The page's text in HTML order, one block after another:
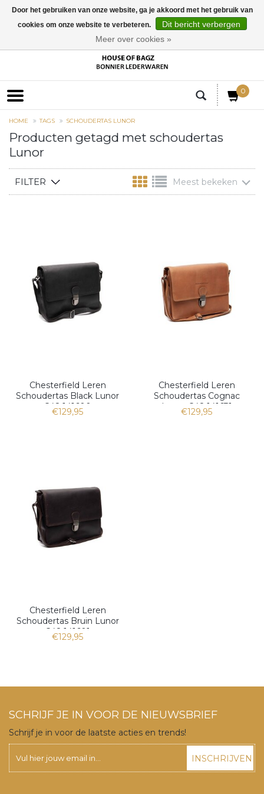
0
HOME TAGS SCHOUDERTAS LUNOR
Producten getagd met schoudertas
Lunor
FILTER Meest bekeken
Chesterfield Leren
Schoudertas Black Lunor
C48.141600
€129,95
Chesterfield Leren
Schoudertas Cognac
Lunor C48.141631
€129,95
Chesterfield Leren
Schoudertas Bruin Lunor
C48.141601
€129,95
SCHRIJF JE IN VOOR DE NIEUWSBRIEF
Schrijf je in voor de laatste acties en trends!
INSCHRIJVEN
Door het gebruiken van onze website, ga je akkoord met het gebruik van
cookies om onze website te verbeteren.
Dit bericht verbergen
Meer over cookies »